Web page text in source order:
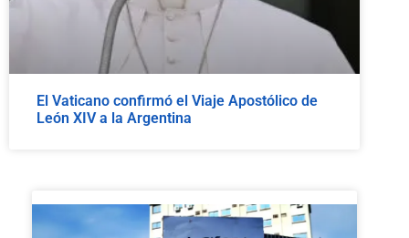
El Vaticano confirmó el Viaje Apostólico de
León XIV a la Argentina